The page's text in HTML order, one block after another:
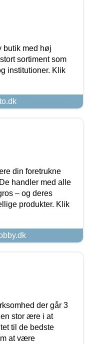
butik med høj
sortiment som
institutioner. Klik
din foretrukne
handler med alle
– og deres
produkter. Klik
der går 3
stor ære i at
til de bedste
at være